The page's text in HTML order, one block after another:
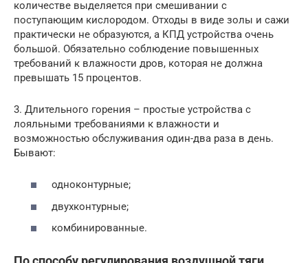
количестве выделяется при смешивании с
поступающим кислородом. Отходы в виде золы и сажи
практически не образуются, а КПД устройства очень
большой. Обязательно соблюдение повышенных
требований к влажности дров, которая не должна
превышать 15 процентов.
3. Длительного горения – простые устройства с
лояльными требованиями к влажности и
возможностью обслуживания один-два раза в день.
Бывают:
одноконтурные;
двухконтурные;
комбинированные.